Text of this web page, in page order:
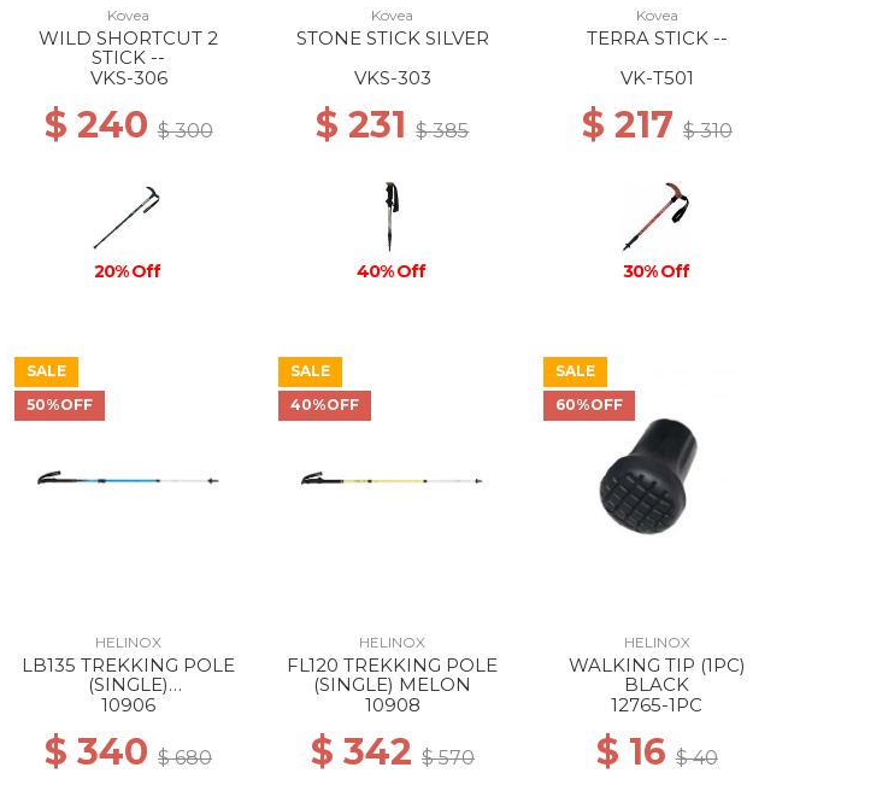
Kovea
WILD SHORTCUT 2
STICK --
VKS-306
$ 240$ 300
20% Off
Kovea
STONE STICK SILVER
VKS-303
$ 231$ 385
40% Off
Kovea
TERRA STICK --
VK-T501
$ 217 $ 310
30% Off
SALE
50%OFF
HELINOX
LB135 TREKKING POLE
(SINGLE)
BLACK/O.BLUE
10906
$ 340$ 680
SALE
40%OFF
HELINOX
FL120 TREKKING POLE
(SINGLE) MELON
10908
$ 342 $ 570
SALE
60%OFF
HELINOX
WALKING TIP (1PC)
BLACK
12765-1PC
$ 16 $ 40